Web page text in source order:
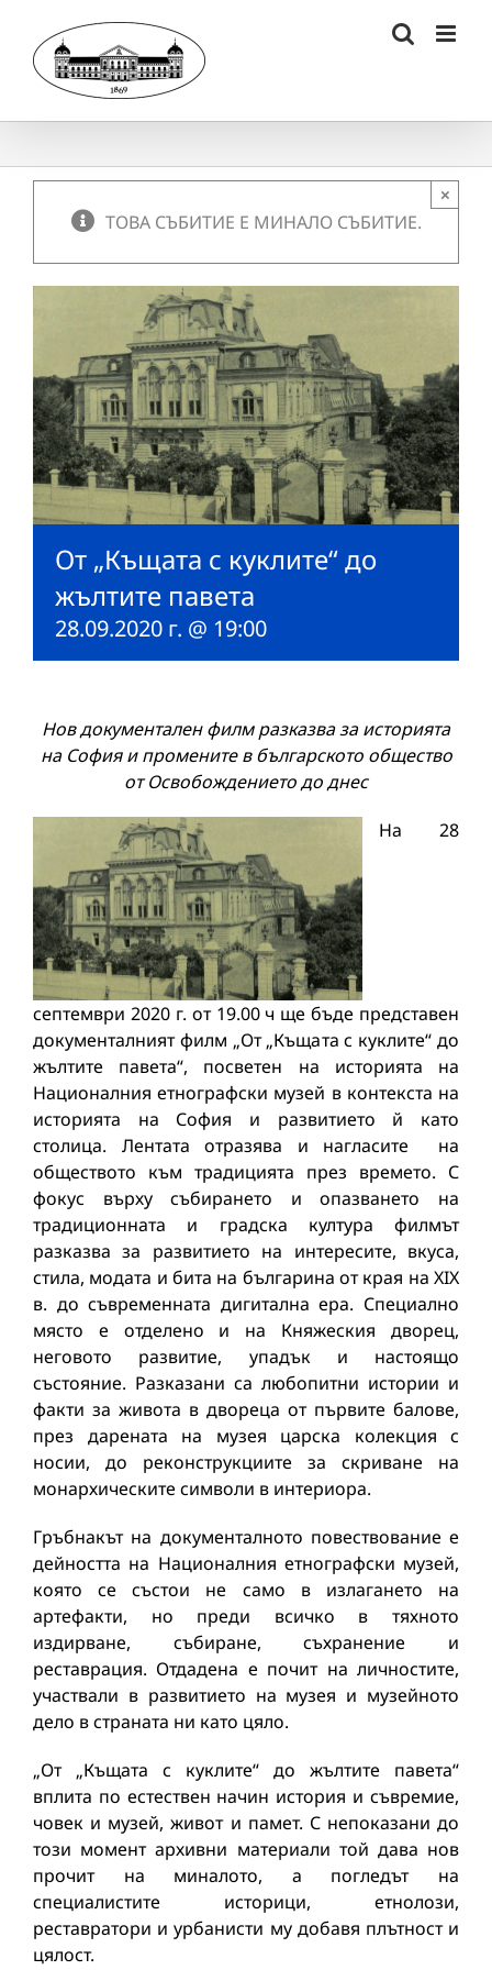
content
ТОВА СЪБИТИЕ Е МИНАЛО СЪБИТИЕ.
×
От „Къщата с куклите“ до
жълтите павета
28.09.2020 г. @ 19:00
Нов документален филм разказва за историята
на София и промените в българското общество
от Освобождението до днес
На 28
септември 2020 г. от 19.00 ч ще бъде представен
документалният филм „От „Къщата с куклите“ до
жълтите павета“, посветен на историята на
Националния етнографски музей в контекста на
историята на София и развитието й като
столица. Лентата отразява и нагласите на
обществото към традицията през времето. С
фокус върху събирането и опазването на
традиционната и градска култура филмът
разказва за развитието на интересите, вкуса,
стила, модата и бита на българина от края на XIX
в. до съвременната дигитална ера. Специално
място е отделено и на Княжеския дворец,
неговото развитие, упадък и настоящо
състояние. Разказани са любопитни истории и
факти за живота в двореца от първите балове,
през дарената на музея царска колекция с
носии, до реконструкциите за скриване на
монархическите символи в интериора.
Гръбнакът на документалното повествование е
дейността на Националния етнографски музей,
която се състои не само в излагането на
артефакти, но преди всичко в тяхното
издирване, събиране, съхранение и
реставрация. Отдадена е почит на личностите,
участвали в развитието на музея и музейното
дело в страната ни като цяло.
„От „Къщата с куклите“ до жълтите павета“
вплита по естествен начин история и съвремие,
човек и музей, живот и памет. С непоказани до
този момент архивни материали той дава нов
прочит на миналото, а погледът на
специалистите историци, етнолози,
реставратори и урбанисти му добавя плътност и
цялост.